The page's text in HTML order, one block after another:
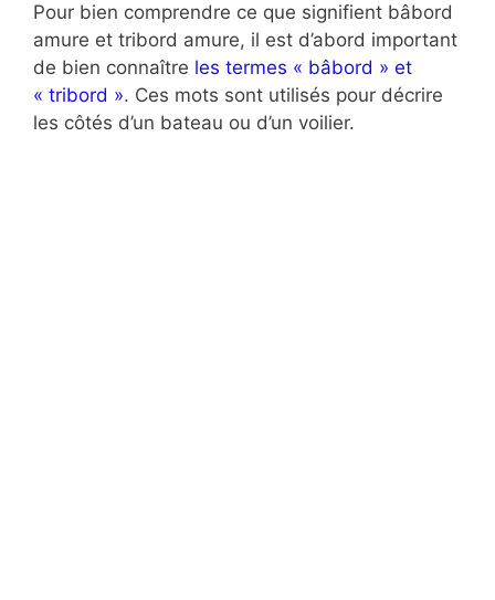
Pour bien comprendre ce que signifient bâbord
amure et tribord amure, il est d’abord important
de bien connaître les termes « bâbord » et
« tribord ». Ces mots sont utilisés pour décrire
les côtés d’un bateau ou d’un voilier.